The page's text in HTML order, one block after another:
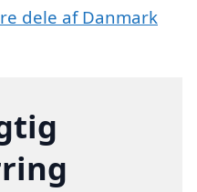
dele af Danmark